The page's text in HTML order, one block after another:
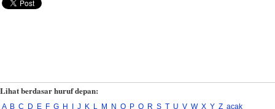
Lihat berdasar huruf depan:
A B C D E F G H J K L M N O P Q R S T U V W X Y Z acak